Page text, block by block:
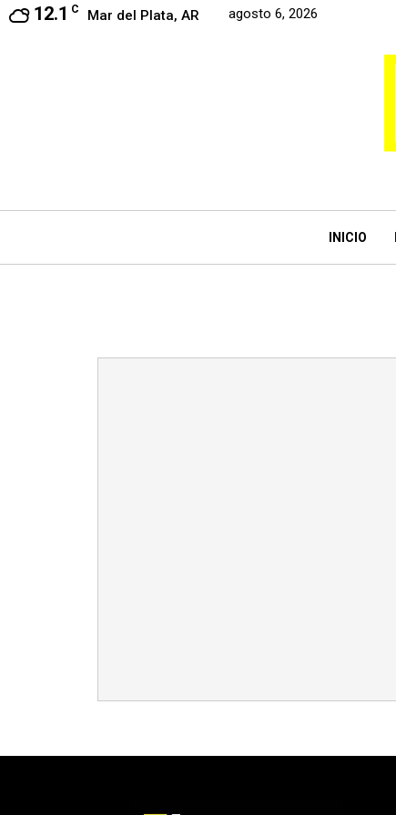
12.1 C Mar del Plata, AR agosto 6, 2026
INICIO